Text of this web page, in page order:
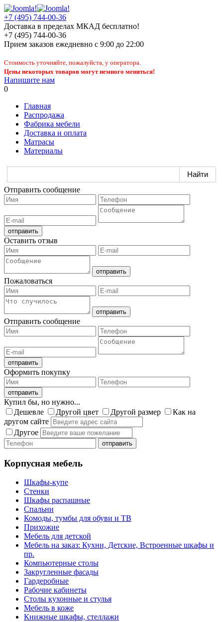
+7 (495) 744-00-36
Доставка в пределах МКАД бесплатно!
+7 (495) 744-00-36
Прием заказов ежедневно с 9:00 до 22:00
Стоимость уточняйте, пожалуйста, у оператора.
Цены некоторых товаров могут немного меняться!
Напишите нам
0
Главная
Распродажа
Фабрика мебели
Доставка и оплата
Матрасы
Материалы
Отправить сообщение
Оставить отзыв
Пожаловаться
Отправить сообщение
Оформить покупку
Купил бы, но нужно...
Дешевле
Другой цвет Другой размер
Как на
другом сайте
Другое
Корпусная мебель
Шкафы-купе
Стенки
Шкафы распашные
Спальни
Комоды, тумбы для обуви и ТВ
Прихожие
Мебель для детской
Мебель на заказ: Кухни, Детские, Встроенные шкафы и
пр.
Компьютерные столы
Закругленные фасады
Гардеробные
Рабочие кабинеты
Столы кухонные и стулья
Мебель в коже
Книжные шкафы, стеллажи